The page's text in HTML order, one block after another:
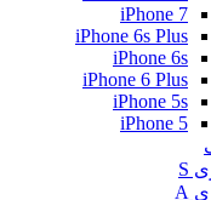
iPhone 7
iPhone 6s Plus
iPhone 6s
iPhone 6 Plus
iPhone 5s
iPhone 5